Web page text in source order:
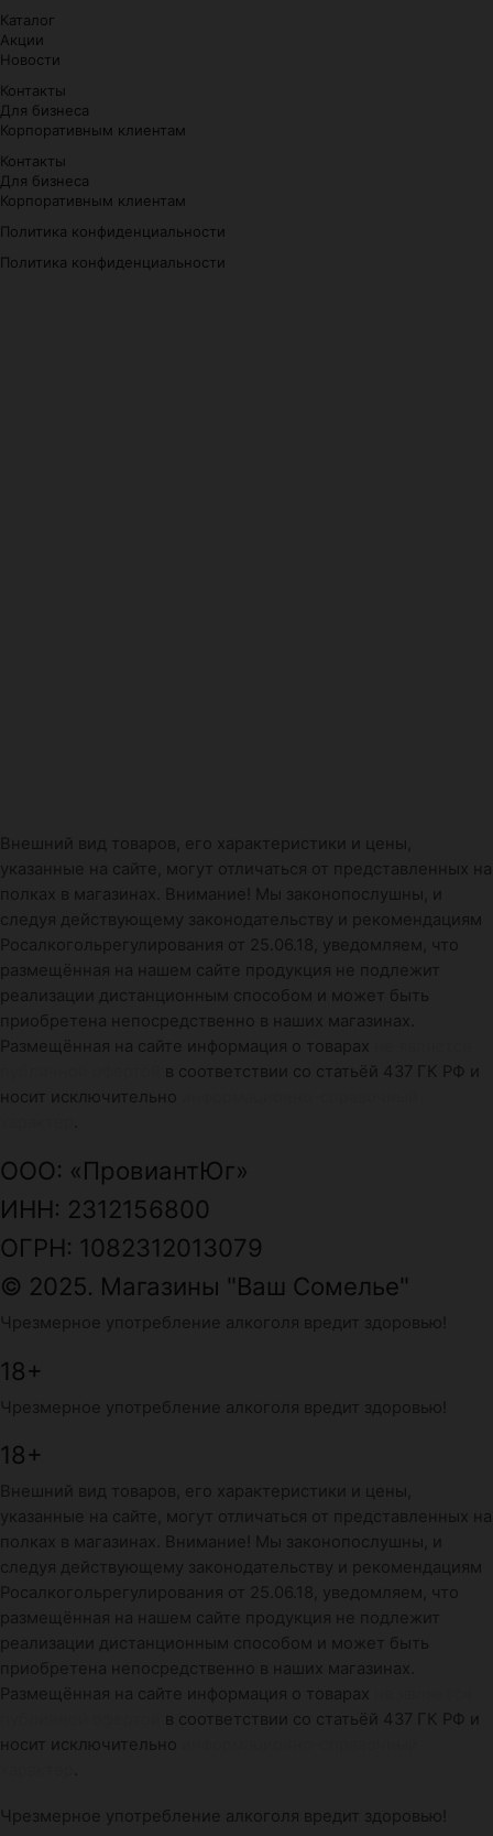
Каталог
Акции
Новости
Контакты
Для бизнеса
Корпоративным клиентам
Контакты
Для бизнеса
Корпоративным клиентам
Политика конфиденциальности
Политика конфиденциальности
Внешний вид товаров, его характеристики и цены,
указанные на сайте, могут отличаться от представленных на
полках в магазинах. Внимание! Мы законопослушны, и
следуя действующему законодательству и рекомендациям
Росалкогольрегулирования от 25.06.18, уведомляем, что
размещённая на нашем сайте продукция не подлежит
реализации дистанционным способом и может быть
приобретена непосредственно в наших магазинах.
Размещённая на сайте информация о товарах
в соответствии со статьёй 437 ГК РФ и
носит исключительно
ООО: «ПровиантЮг»
ИНН: 2312156800
ОГРН: 1082312013079
© 2025. Магазины "Ваш Сомелье"
Чрезмерное употребление алкоголя вредит здоровью!
18+
Чрезмерное употребление алкоголя вредит здоровью!
18+
Внешний вид товаров, его характеристики и цены,
указанные на сайте, могут отличаться от представленных на
полках в магазинах. Внимание! Мы законопослушны, и
следуя действующему законодательству и рекомендациям
Росалкогольрегулирования от 25.06.18, уведомляем, что
размещённая на нашем сайте продукция не подлежит
реализации дистанционным способом и может быть
приобретена непосредственно в наших магазинах.
Размещённая на сайте информация о товарах
в соответствии со статьёй 437 ГК РФ и
носит исключительно
Чрезмерное употребление алкоголя вредит здоровью!